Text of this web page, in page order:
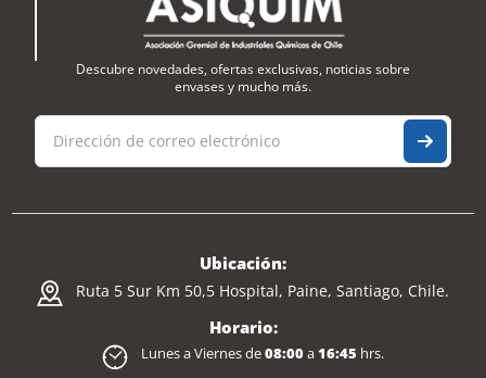
Descubre novedades, ofertas exclusivas, noticias sobre
envases y mucho más.
Ubicación:
Ruta 5 Sur Km 50,5 Hospital, Paine, Santiago, Chile.
Horario:
Lunes a Viernes de08:00a16:45 hrs.